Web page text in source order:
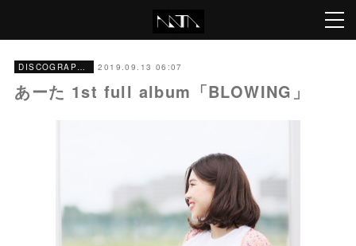
DISCOGRAPHY 2019.09.13 06:07
あーた 1st full album「BLOWING」